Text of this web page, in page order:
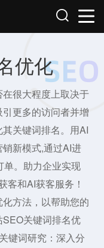
优化
很大程度上取决于
更多的访问者并增
关键词排名。用AI
新模式,通过AI进
单。助力企业实现
客和AI获客服务！
方法，以帮助您的
关键词排名优
键词研究：深入分